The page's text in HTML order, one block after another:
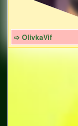
➩ OlivkaVif